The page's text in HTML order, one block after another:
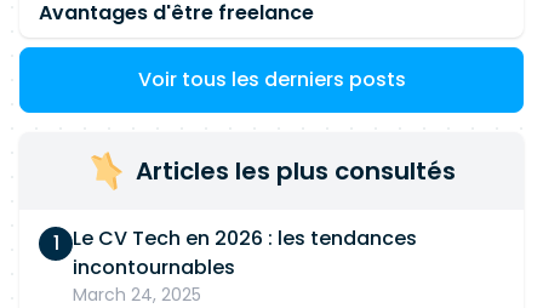
Avantages d'être freelance
Voir tous les derniers posts
Articles les plus consultés
Le CV Tech en 2026 : les tendances
incontournables
March 24, 2025